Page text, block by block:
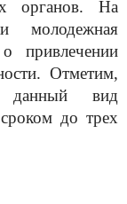
органов. На
молодежная
привлечении
Отметим,
данный вид
до трех